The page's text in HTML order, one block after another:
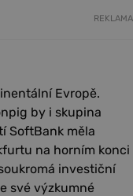
REKLAMA
Evropě.
by i skupina
SoftBank měla
na horním konci
investiční
své výzkumné